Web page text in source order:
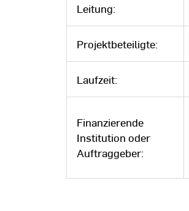
Leitung:
Projektbeteiligte:
Laufzeit:
Finanzierende
Institution oder
Auftraggeber: